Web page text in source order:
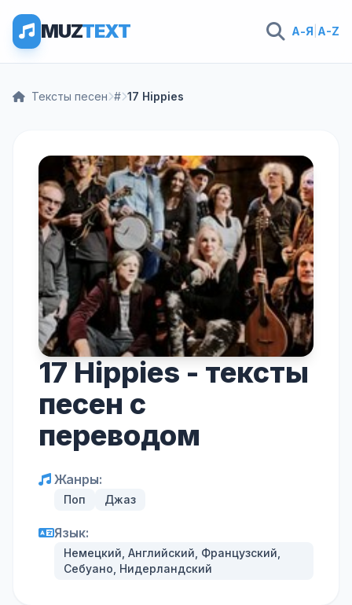
MUZTEXT А-Я A-Z
Тексты песен # 17 Hippies
17 Hippies - тексты
песен с
переводом
Жанры:
Поп Джаз
Язык:
Немецкий, Английский, Французский,
Себуано, Нидерландский